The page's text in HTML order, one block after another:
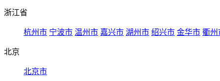
浙江省
杭州市 宁波市 温州市 嘉兴市 湖州市 绍兴市 金华市 衢州
北京
北京市